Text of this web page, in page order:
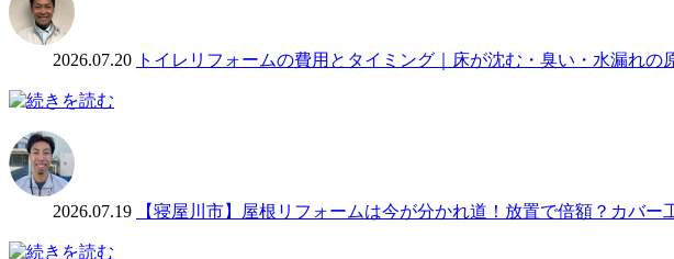
2026.07.20 トイレリフォームの費用とタイミング｜床が沈む・臭い・水漏れの
2026.07.19 【寝屋川市】屋根リフォームは今が分かれ道！放置で倍額？カバー